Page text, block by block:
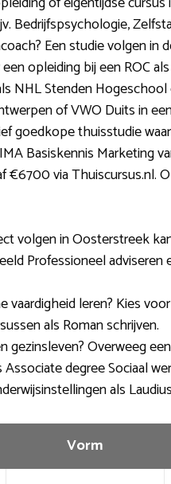
Bedrijfspsychologie,
Een studie volgen
opleiding bij een ROC
NHL Stenden
of VWO Duits in
goedkope thuisstudie
Basiskennis Marketing
€6700 via Thuiscursus.nl.
volgen in Oosterstreek
Professioneel
vaardigheid leren? Kies
als Roman schrijven.
gezinsleven? Overweeg
degree Sociaal
als
Vorm